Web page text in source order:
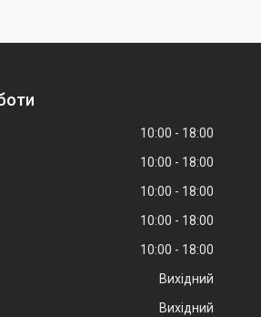
10:00
18:00
10:00
18:00
10:00
18:00
10:00
18:00
10:00
18:00
Вихідний
Вихідний